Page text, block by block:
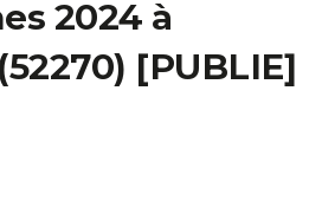
2024 à
[PUBLIE]